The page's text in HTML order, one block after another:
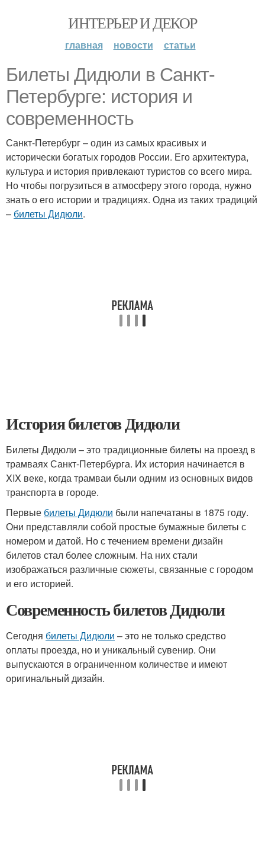
ИНТЕРЬЕР И ДЕКОР
главная новости статьи
Билеты Дидюли в Санкт-
Петербурге: история и
современность
Санкт-Петербург – один из самых красивых и
исторически богатых городов России. Его архитектура,
культура и история привлекают туристов со всего мира.
Но чтобы погрузиться в атмосферу этого города, нужно
знать о его истории и традициях. Одна из таких традиций
– билеты Дидюли.
История билетов Дидюли
Билеты Дидюли – это традиционные билеты на проезд в
трамваях Санкт-Петербурга. Их история начинается в
XIX веке, когда трамваи были одним из основных видов
транспорта в городе.
Первые билеты Дидюли были напечатаны в 1875 году.
Они представляли собой простые бумажные билеты с
номером и датой. Но с течением времени дизайн
билетов стал более сложным. На них стали
изображаться различные сюжеты, связанные с городом
и его историей.
Современность билетов Дидюли
Сегодня билеты Дидюли – это не только средство
оплаты проезда, но и уникальный сувенир. Они
выпускаются в ограниченном количестве и имеют
оригинальный дизайн.